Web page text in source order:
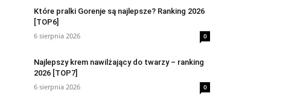
Które pralki Gorenje są najlepsze? Ranking 2026
[TOP6]
6 sierpnia 2026
0
Najlepszy krem nawilżający do twarzy – ranking
2026 [TOP7]
6 sierpnia 2026
0